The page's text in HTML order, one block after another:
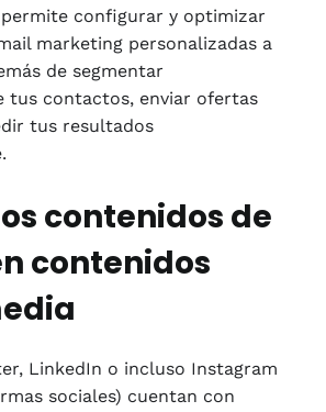
configurar y optimizar
marketing personalizadas a
de segmentar
tus contactos, enviar ofertas
tus resultados
contenidos de
contenidos
LinkedIn o incluso Instagram
sociales) cuentan con